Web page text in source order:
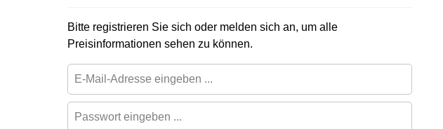
Bitte registrieren Sie sich oder melden sich an, um alle
Preisinformationen sehen zu können.